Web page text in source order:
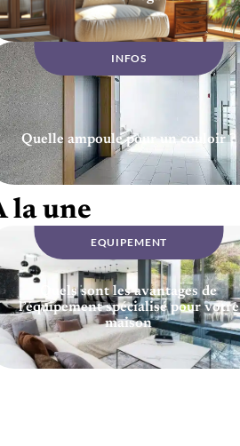
INFOS
Quelle ampoule pour un couloir ?
la une
EQUIPEMENT
Quels sont les avantages de
l’équipement spécialisé pour votre
maison